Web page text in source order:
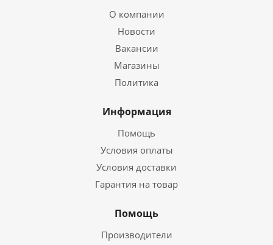
О компании
Новости
Вакансии
Магазины
Политика
Информация
Помощь
Условия оплаты
Условия доставки
Гарантия на товар
Помощь
Производители